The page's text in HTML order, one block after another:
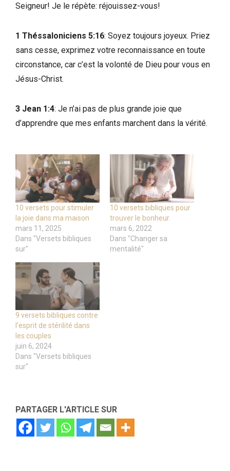
Seigneur! Je le répète: réjouissez-vous!
1 Théssaloniciens 5:16: Soyez toujours joyeux. Priez
sans cesse, exprimez votre reconnaissance en toute
circonstance, car c’est la volonté de Dieu pour vous en
Jésus-Christ.
3 Jean 1:4: Je n’ai pas de plus grande joie que
d’apprendre que mes enfants marchent dans la vérité.
10 versets pour stimuler
la joie dans ma maison
mars 11, 2025
Dans "Versets bibliques
sur"
10 versets bibliques pour
trouver le bonheur.
mars 6, 2022
Dans "Changer sa
mentalité"
9 versets bibliques contre
l’esprit de stérilité dans
les couples
juin 6, 2024
Dans "Versets bibliques
sur"
PARTAGER L'ARTICLE SUR